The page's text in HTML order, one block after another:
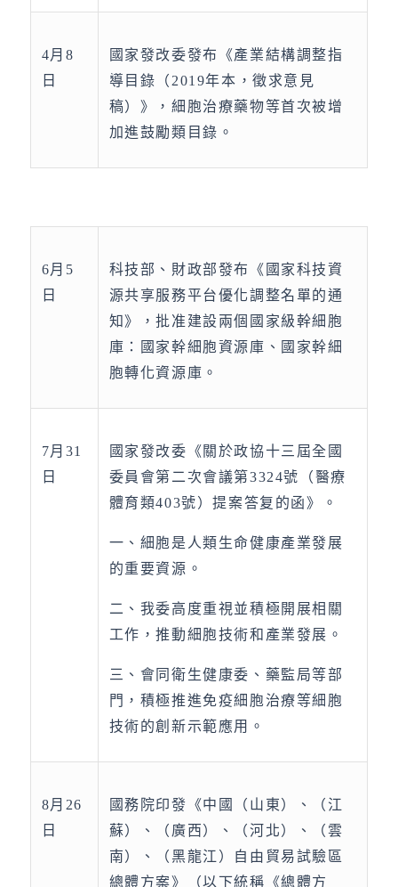
4月8
日
國家發改委發布《產業結構調整指
導目錄（2019年本，徵求意見
稿）》，細胞治療藥物等首次被增
加進鼓勵類目錄。
6月5
日
科技部、財政部發布《國家科技資
源共享服務平台優化調整名單的通
知》，批准建設兩個國家級幹細胞
庫：國家幹細胞資源庫、國家幹細
胞轉化資源庫。
7月31
日
國家發改委《關於政協十三屆全國
委員會第二次會議第3324號（醫療
體育類403號）提案答复的函》。
一、細胞是人類生命健康產業發展
的重要資源。
二、我委高度重視並積極開展相關
工作，推動細胞技術和產業發展。
三、會同衛生健康委、藥監局等部
門，積極推進免疫細胞治療等細胞
技術的創新示範應用。
8月26
日
國務院印發《中國（山東）、（江
蘇）、（廣西）、（河北）、（雲
南）、（黑龍江）自由貿易試驗區
總體方案》（以下統稱《總體方